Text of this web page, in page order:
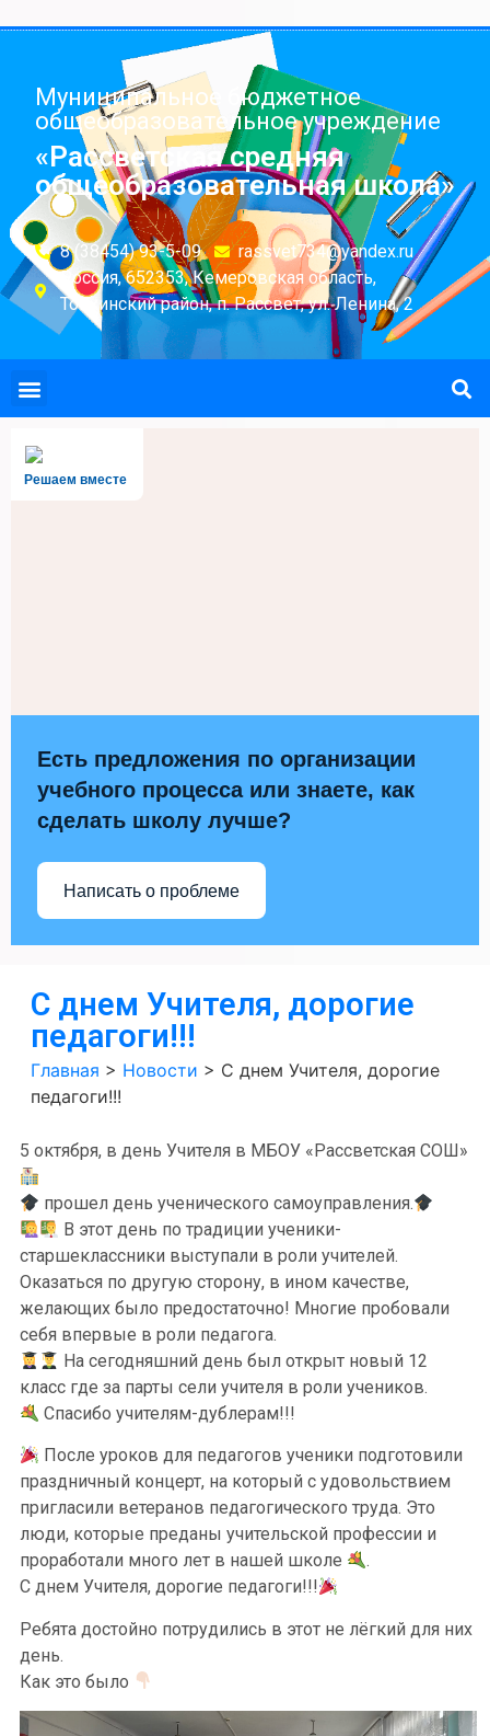
Муниципальное бюджетное
общеобразовательное учреждение
«Рассветская средняя
общеобразовательная школа»
8 (38454) 93-5-09
rassvet734@yandex.ru
Россия, 652353, Кемеровская область,
Топкинский район, п. Рассвет, ул. Ленина, 2
Решаем вместе
Есть предложения по организации
учебного процесса или знаете, как
сделать школу лучше?
Написать о проблеме
С днем Учителя, дорогие
педагоги!!!
Главная > Новости > С днем Учителя, дорогие
педагоги!!!
5 октября, в день Учителя в МБОУ «Рассветская СОШ»
прошел день ученического самоуправления.
В этот день по традиции ученики-
старшеклассники выступали в роли учителей.
Оказаться по другую сторону, в ином качестве,
желающих было предостаточно! Многие пробовали
себя впервые в роли педагога.
На сегодняшний день был открыт новый 12
класс где за парты сели учителя в роли учеников.
Спасибо учителям-дублерам!!!
После уроков для педагогов ученики подготовили
праздничный концерт, на который с удовольствием
пригласили ветеранов педагогического труда. Это
люди, которые преданы учительской профессии и
проработали много лет в нашей школе
.
С днем Учителя, дорогие педагоги!!!
Ребята достойно потрудились в этот не лёгкий для них
день.
Как это было